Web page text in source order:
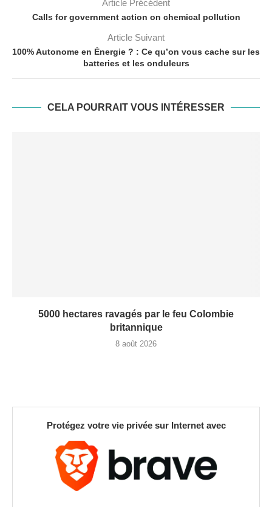
Article Précédent
Calls for government action on chemical pollution
Article Suivant
100% Autonome en Énergie ? : Ce qu’on vous cache sur les
batteries et les onduleurs
CELA POURRAIT VOUS INTÉRESSER
5000 hectares ravagés par le feu Colombie
britannique
8 août 2026
Protégez votre vie privée sur Internet avec